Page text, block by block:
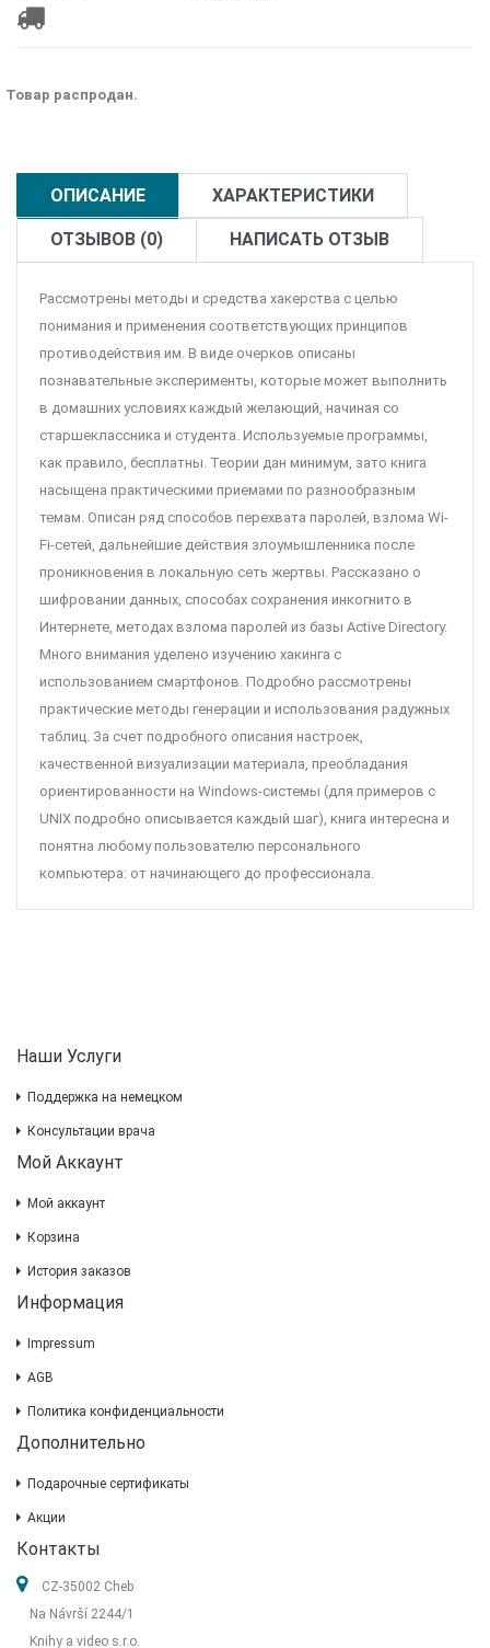
Товар распродан.
ОПИСАНИЕ ХАРАКТЕРИСТИКИ
ОТЗЫВОВ (0) НАПИСАТЬ ОТЗЫВ
Рассмотрены методы и средства хакерства с целью
понимания и применения соответствующих принципов
противодействия им. В виде очерков описаны
познавательные эксперименты, которые может выполнить
в домашних условиях каждый желающий, начиная со
старшеклассника и студента. Используемые программы,
как правило, бесплатны. Теории дан минимум, зато книга
насыщена практическими приемами по разнообразным
темам. Описан ряд способов перехвата паролей, взлома Wi-
Fi-сетей, дальнейшие действия злоумышленника после
проникновения в локальную сеть жертвы. Рассказано о
шифровании данных, способах сохранения инкогнито в
Интернете, методах взлома паролей из базы Active Directory.
Много внимания уделено изучению хакинга с
использованием смартфонов. Подробно рассмотрены
практические методы генерации и использования радужных
таблиц. За счет подробного описания настроек,
качественной визуализации материала, преобладания
ориентированности на Windows-системы (для примеров с
UNIX подробно описывается каждый шаг), книга интересна и
понятна любому пользователю персонального
компьютера: от начинающего до профессионала.
Наши Услуги
Поддержка на немецком
Консультации врача
Мой Аккаунт
Мой аккаунт
Корзина
История заказов
Информация
Impressum
AGB
Политика конфиденциальности
Дополнительно
Подарочные сертификаты
Акции
Контакты
CZ-35002 Cheb
Na Návrší 2244/1
Knihy a video s.r.o.